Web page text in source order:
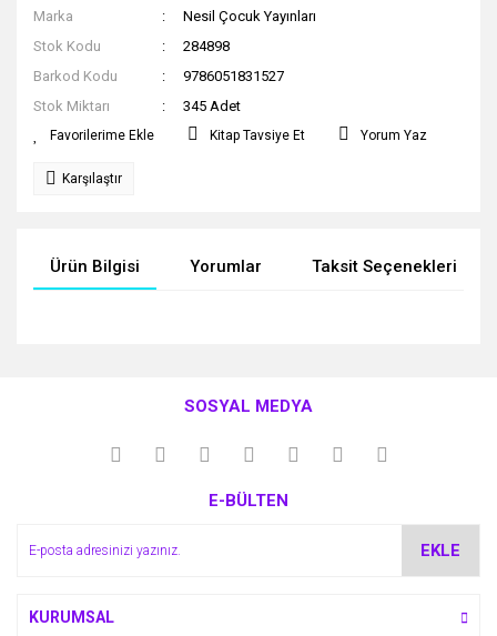
Marka
Nesil Çocuk Yayınları
Stok Kodu
284898
Barkod Kodu
9786051831527
Stok Miktarı
345 Adet
Kitap Tavsiye Et Yorum Yaz
Karşılaştır
Ürün Bilgisi Yorumlar Taksit Seçenekleri
kullanarak tarafımıza iletebilirsiniz.
Görüş ve önerileriniz için teşekkür ederiz.
Ürün açıklamasında eksik bilgiler bulunuyor.
SOSYAL MEDYA
E-BÜLTEN
EKLE
KURUMSAL